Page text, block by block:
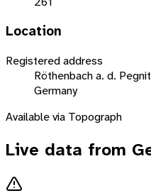
Location
Registered address
Röthenbach a. d.
Germany
Available via Topograph
Live data from